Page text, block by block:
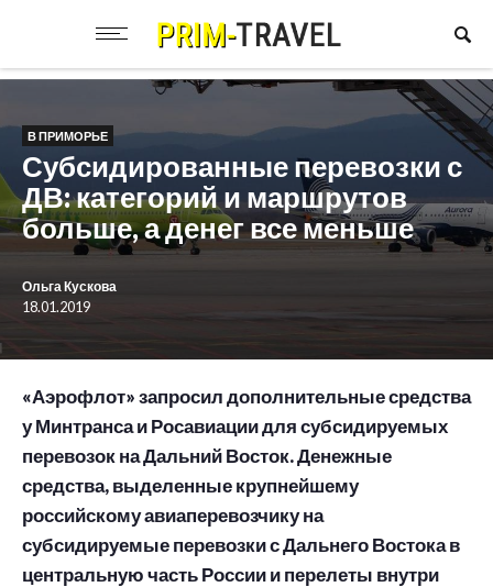
В ПРИМОРЬЕ
Субсидированные перевозки с
ДВ: категорий и маршрутов
больше, а денег все меньше
Ольга Кускова
18.01.2019
«Аэрофлот» запросил дополнительные средства
у Минтранса и Росавиации для субсидируемых
перевозок на Дальний Восток. Денежные
средства, выделенные крупнейшему
российскому авиаперевозчику на
субсидируемые перевозки с Дальнего Востока в
центральную часть России и перелеты внутри